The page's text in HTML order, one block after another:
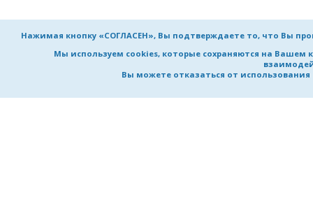
Нажимая кнопку «СОГЛАСЕН», Вы подтверждаете то, что Вы
Мы используем cookies, которые сохраняются на Вашем
Вы можете отказаться от использования